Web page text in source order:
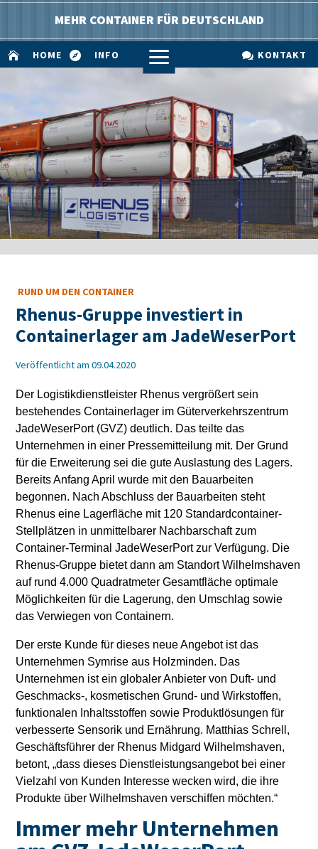
MEHR CONTAINER FÜR DEUTSCHLAND
 HOME  INFO a  KONTAKT
RUND UM DEN CONTAINER
Rhenus-Gruppe investiert in
Containerlager am JadeWeserPort
Veröffentlicht am 09.04.2020
Der Logistikdienstleister Rhenus vergrößert sein
bestehendes Containerlager im Güterverkehrszentrum
JadeWeserPort (GVZ) deutlich. Das teilte das
Unternehmen in einer Pressemitteilung mit. Der Grund
für die Erweiterung sei die gute Auslastung des Lagers.
Bereits Anfang April wurde mit den Bauarbeiten
begonnen. Nach Abschluss der Bauarbeiten steht
Rhenus eine Lagerfläche mit 120 Standardcontainer-
Stellplätzen in unmittelbarer Nachbarschaft zum
Container-Terminal JadeWeserPort zur Verfügung. Die
Rhenus-Gruppe bietet dann am Standort Wilhelmshaven
auf rund 4.000 Quadratmeter Gesamtfläche optimale
Möglichkeiten für die Lagerung, den Umschlag sowie
das Verwiegen von Containern.
Der erste Kunde für dieses neue Angebot ist das
Unternehmen Symrise aus Holzminden. Das
Unternehmen ist ein globaler Anbieter von Duft- und
Geschmacks-, kosmetischen Grund- und Wirkstoffen,
funktionalen Inhaltsstoffen sowie Produktlösungen für
verbesserte Sensorik und Ernährung. Matthias Schrell,
Geschäftsführer der Rhenus Midgard Wilhelmshaven,
betont, „dass dieses Dienstleistungsangebot bei einer
Vielzahl von Kunden Interesse wecken wird, die ihre
Produkte über Wilhelmshaven verschiffen möchten.“
Immer mehr Unternehmen